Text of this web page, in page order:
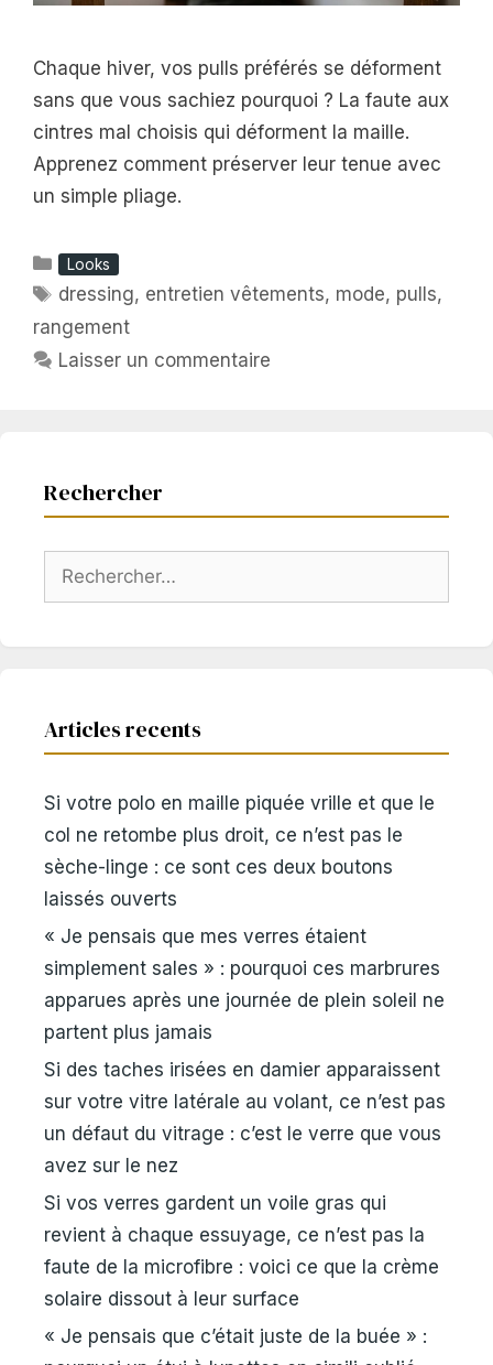
Chaque hiver, vos pulls préférés se déforment
sans que vous sachiez pourquoi ? La faute aux
cintres mal choisis qui déforment la maille.
Apprenez comment préserver leur tenue avec
un simple pliage.
Catégories
Looks
Étiquettes
dressing, entretien vêtements, mode, pulls,
rangement
Laisser un commentaire
Rechercher
Rechercher :
Articles recents
Si votre polo en maille piquée vrille et que le
col ne retombe plus droit, ce n’est pas le
sèche-linge : ce sont ces deux boutons
laissés ouverts
« Je pensais que mes verres étaient
simplement sales » : pourquoi ces marbrures
apparues après une journée de plein soleil ne
partent plus jamais
Si des taches irisées en damier apparaissent
sur votre vitre latérale au volant, ce n’est pas
un défaut du vitrage : c’est le verre que vous
avez sur le nez
Si vos verres gardent un voile gras qui
revient à chaque essuyage, ce n’est pas la
faute de la microfibre : voici ce que la crème
solaire dissout à leur surface
« Je pensais que c’était juste de la buée » :